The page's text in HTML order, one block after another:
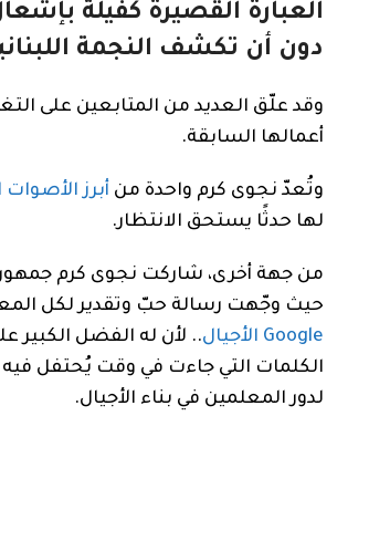
العبارة القصيرة كفيلة
دون أن تكشف النجمة
وقد علّق العديد من المتابعين على
أعمالها السابقة.
وتُعدّ نجوى كرم واحدة من أبرز الأصوات
لها حدثًا يستحق الانتظار.
حيث وجّهت رسالة حبّ وتقدير لكل
Google الأجيال
.. لأن له الفضل الكبير
الكلمات التي جاءت في وقت يُحتفل فيه
لدور المعلمين في بناء الأجيال.